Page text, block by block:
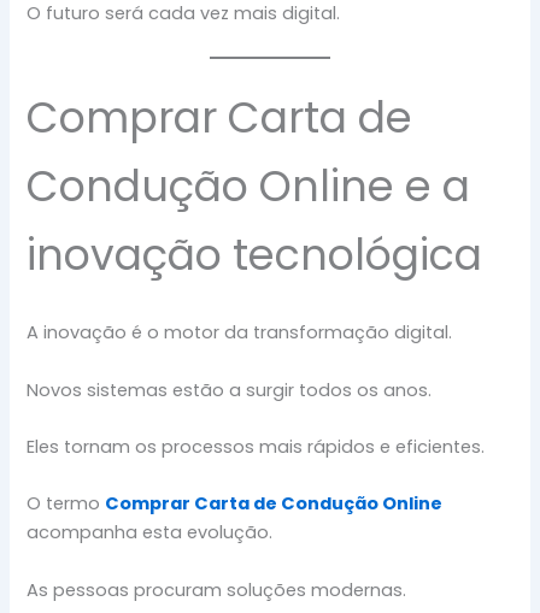
O futuro será cada vez mais digital.
Comprar Carta de
Condução Online e a
inovação tecnológica
A inovação é o motor da transformação digital.
Novos sistemas estão a surgir todos os anos.
Eles tornam os processos mais rápidos e eficientes.
O termo Comprar Carta de Condução Online
acompanha esta evolução.
As pessoas procuram soluções modernas.